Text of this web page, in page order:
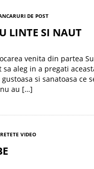
DE POST
LINTE SI NAUT
venita din partea
aleg in a pregati
si sanatoasa ce
au […]
RETETE VIDEO